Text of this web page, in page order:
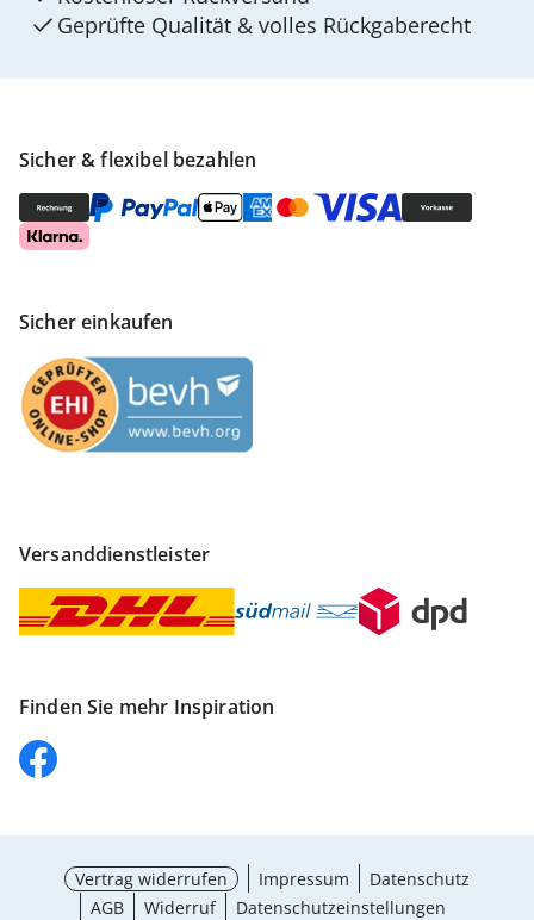
Sicher & flexibel bezahlen
Sicher einkaufen
Versanddienstleister
Finden Sie mehr Inspiration
Geprüfte Qualität & volles Rückgaberecht
Vertrag widerrufen Impressum
Datenschutz
AGB
Widerruf Datenschutzeinstellungen